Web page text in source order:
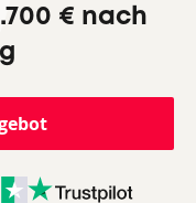
€ nach